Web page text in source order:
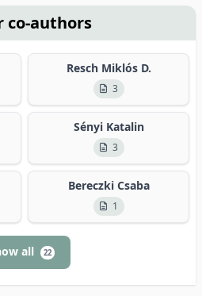
co-authors
Resch Miklós D.
3
Sényi Katalin
3
Bereczki Csaba
1
all 22